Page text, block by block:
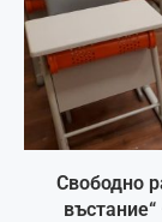
Свободно